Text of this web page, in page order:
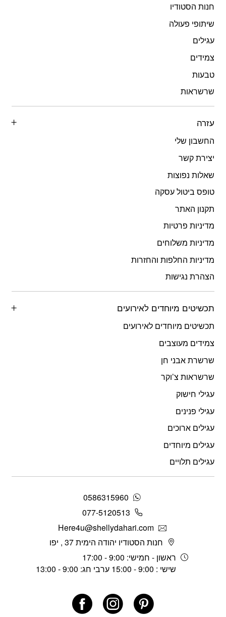
חנות הסטודיו
שיתופי פעולה
עגילים
צמידים
טבעות
שרשראות
עזרה
החשבון שלי
יצירת קשר
שאלות נפוצות
טופס ביטול עסקה
תקנון האתר
מדיניות פרטיות
מדיניות משלוחים
מדיניות החלפות והחזרות
הצהרת נגישות
תכשיטים מיוחדים לאירועים
תכשיטים מיוחדים לאירועים
צמידים מעוצבים
שרשרת אבני חן
שרשראות צ’וקר
עגילי חישוק
עגילי פנינים
עגילים ארוכים
עגילים מיוחדים
עגילים תלויים
0586315960
077-5120513
Here4u@shellydahari.com
חנות הסטודיו יהודה הימית 37 , יפו
ראשון - חמישי: 9:00 - 17:00
שישי : 9:00 - 15:00 ערבי חג: 9:00 - 13:00